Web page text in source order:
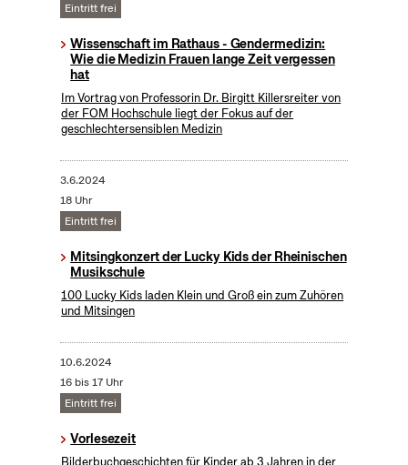
Eintritt frei
Wissenschaft im Rathaus - Gendermedizin:
Wie die Medizin Frauen lange Zeit vergessen
hat
Im Vortrag von Professorin Dr. Birgitt Killersreiter von
der FOM Hochschule liegt der Fokus auf der
geschlechtersensiblen Medizin
3.6.2024
18 Uhr
Eintritt frei
Mitsingkonzert der Lucky Kids der Rheinischen
Musikschule
100 Lucky Kids laden Klein und Groß ein zum Zuhören
und Mitsingen
10.6.2024
16 bis 17 Uhr
Eintritt frei
Vorlesezeit